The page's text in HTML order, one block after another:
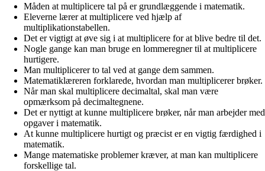
Måden at multiplicere tal på er grundlæggende i matematik.
Eleverne lærer at multiplicere ved hjælp af
multiplikationstabellen.
Det er vigtigt at øve sig i at multiplicere for at blive bedre til det.
Nogle gange kan man bruge en lommeregner til at multiplicere
hurtigere.
Man multiplicerer to tal ved at gange dem sammen.
Matematiklæreren forklarede, hvordan man multiplicerer brøker.
Når man skal multiplicere decimaltal, skal man være
opmærksom på decimaltegnene.
Det er nyttigt at kunne multiplicere brøker, når man arbejder med
opgaver i matematik.
At kunne multiplicere hurtigt og præcist er en vigtig færdighed i
matematik.
Mange matematiske problemer kræver, at man kan multiplicere
forskellige tal.